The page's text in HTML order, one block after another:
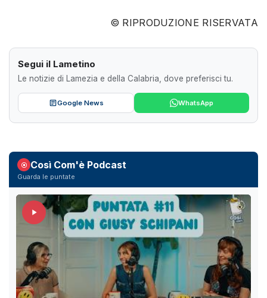
© RIPRODUZIONE RISERVATA
Segui il Lametino
Le notizie di Lamezia e della Calabria, dove preferisci tu.
Google News WhatsApp
Così Com'è Podcast
Guarda le puntate